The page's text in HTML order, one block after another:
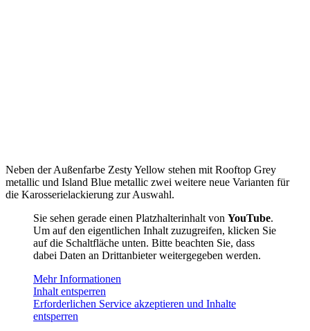
Neben der Außenfarbe Zesty Yellow stehen mit Rooftop Grey
metallic und Island Blue metallic zwei weitere neue Varianten für
die Karosserielackierung zur Auswahl.
Sie sehen gerade einen Platzhalterinhalt von YouTube.
Um auf den eigentlichen Inhalt zuzugreifen, klicken Sie
auf die Schaltfläche unten. Bitte beachten Sie, dass
dabei Daten an Drittanbieter weitergegeben werden.
Mehr Informationen
Inhalt entsperren
Erforderlichen Service akzeptieren und Inhalte
entsperren